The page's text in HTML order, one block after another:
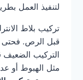
لتنفيذ العمل
تركيب بلاط
قبل الرص. فحتى
التركيب
مثل الهبوط أو